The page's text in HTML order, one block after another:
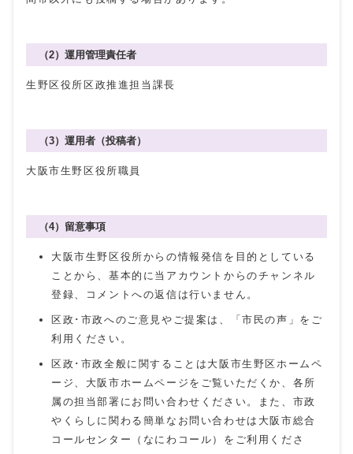
（2）運用管理責任者
生野区役所区政推進担当課長
（3）運用者（投稿者）
大阪市生野区役所職員
（4）留意事項
大阪市生野区役所からの情報発信を目的としている
ことから、基本的に当アカウントからのチャンネル
登録、コメントへの返信は行いません。
区政･市政へのご意見やご提案は、「市民の声」をご
利用ください。
区政･市政全般に関することは大阪市生野区ホームペ
ージ、大阪市ホームページをご覧いただくか、各所
属の担当部署にお問い合わせください。また、市政
やくらしに関わる簡単なお問い合わせは大阪市総合
コールセンター（なにわコール）をご利用くださ